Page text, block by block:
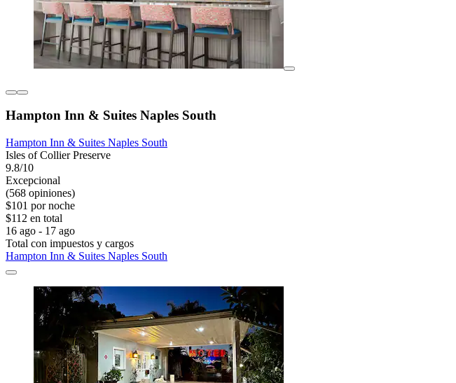
Hampton Inn & Suites Naples South
Hampton Inn & Suites Naples South
Isles of Collier Preserve
9.8/10
Excepcional
(568 opiniones)
$101 por noche
$112 en total
16 ago - 17 ago
Total con impuestos y cargos
Hampton Inn & Suites Naples South